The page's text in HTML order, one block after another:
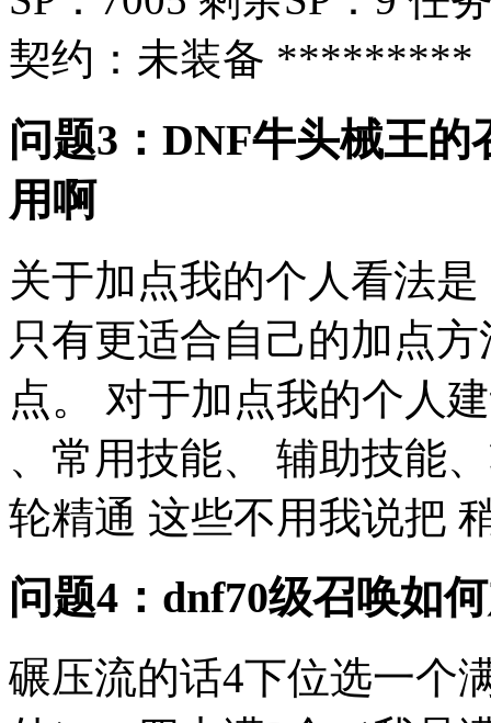
契约：未装备 *********
问题3：DNF牛头械王
用啊
关于加点我的个人看法
只有更适合自己的加点
点。 对于加点我的个人
、常用技能、 辅助技能
轮精通 这些不用我说把
问题4：dnf70级召唤如
碾压流的话4下位选一个